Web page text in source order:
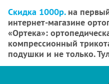
Скидка 1000р.на
интернет-магазине
«Ортека»:
компрессионный
подушки и не только.